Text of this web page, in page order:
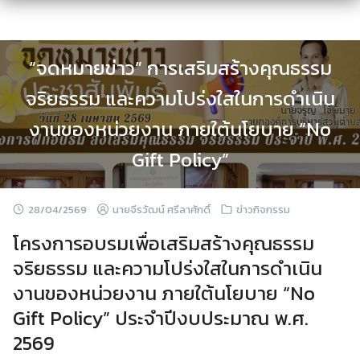
Skip
content
“จดหมายข่าว” การเสริมสร้างคุณธรรม
จริยธรรม และความโปร่งใสในการดำเนิน
งานของหน่วยงาน ภายใต้นโยบาย “No
Gift Policy”
28/04/2569 นายจีรวัฒน์ ศรีลาศักดิ์ ข่าวกิจกรรม
โครงการอบรมเพื่อเสริมสร้างคุณธรรม
จริยธรรม และความโปร่งใสในการดำเนิน
งานของหน่วยงาน ภายใต้นโยบาย “No
Gift Policy” ประจำปีงบประมาณ พ.ศ.
2569